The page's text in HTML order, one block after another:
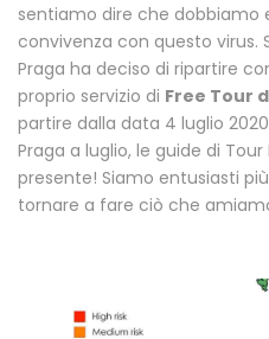
sentiamo dire che dobbiamo
convivenza con questo virus.
Praga ha deciso di ripartire
proprio servizio di Free Tour
partire dalla data 4 luglio
Praga a luglio, le guide di
presente! Siamo entusiasti
tornare a fare ciò che